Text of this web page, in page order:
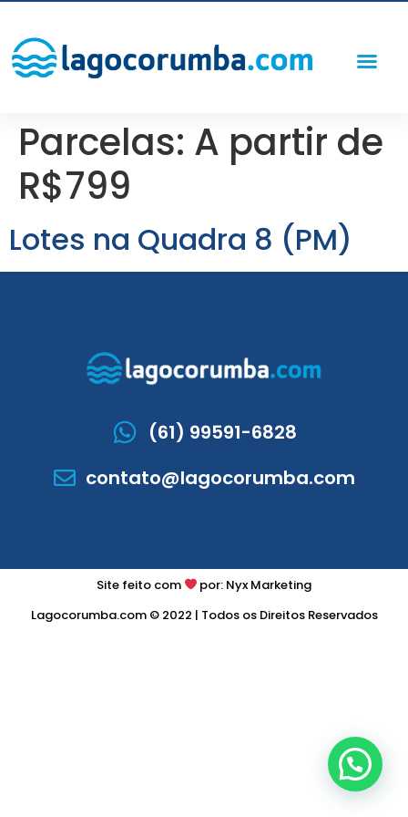
Parcelas: A partir de
R$799
Lotes na Quadra 8 (PM)
(61) 99591-6828
contato@lagocorumba.com
Site feito com
por: Nyx Marketing
Lagocorumba.com © 2022 | Todos os Direitos Reservados